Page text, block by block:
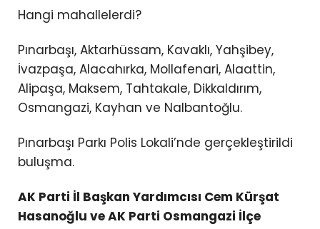
Hangi mahallelerdi?
Pınarbaşı, Aktarhüssam, Kavaklı, Yahşibey,
İvazpaşa, Alacahırka, Mollafenari, Alaattin,
Alipaşa, Maksem, Tahtakale, Dikkaldırım,
Osmangazi, Kayhan ve Nalbantoğlu.
Pınarbaşı Parkı Polis Lokali’nde gerçekleştirildi
buluşma.
AK Parti İl Başkan Yardımcısı Cem Kürşat
Hasanoğlu ve AK Parti Osmangazi İlçe